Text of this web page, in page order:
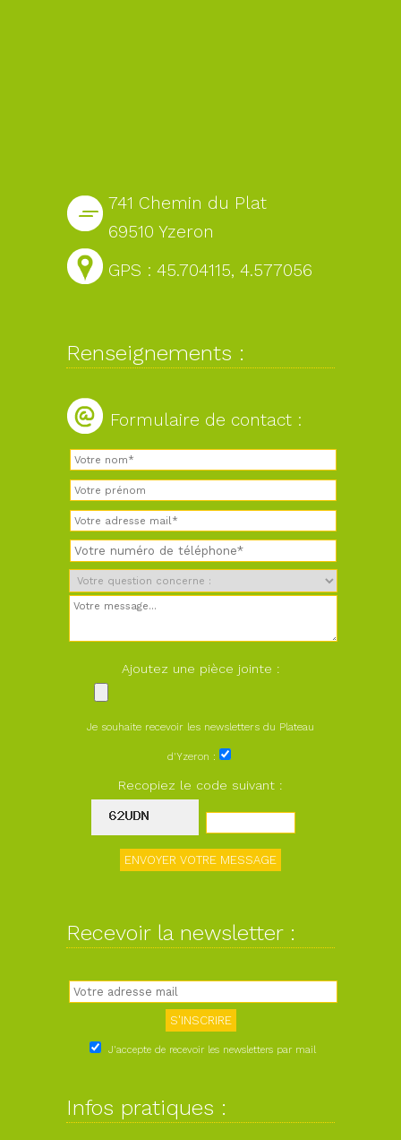
741 Chemin du Plat
69510 Yzeron
GPS : 45.704115, 4.577056
Renseignements :
Formulaire de contact :
Ajoutez une pièce jointe :
Je souhaite recevoir les newsletters du Plateau
d'Yzeron :
Recopiez le code suivant :
Recevoir la newsletter :
J'accepte de recevoir les newsletters par mail
Infos pratiques :